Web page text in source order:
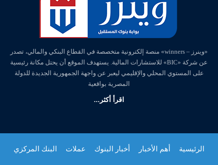
«وينرز – winners» منصة إلكترونية متخصصة في القطاع البنكي والمالي، تصدر
عن شركة «BIC» للاستشارات المالية. يستهدف الموقع أن يحتل مكانة رئيسية
على المستوي المحلي والإقليمي ليعبر عن واجهة الجمهورية الجديدة للدولة
المصرية بواقعية
اقرأ أكثر...
الرئيسية أهم الأخبار أخبار البنوك عملات البنك المركزي